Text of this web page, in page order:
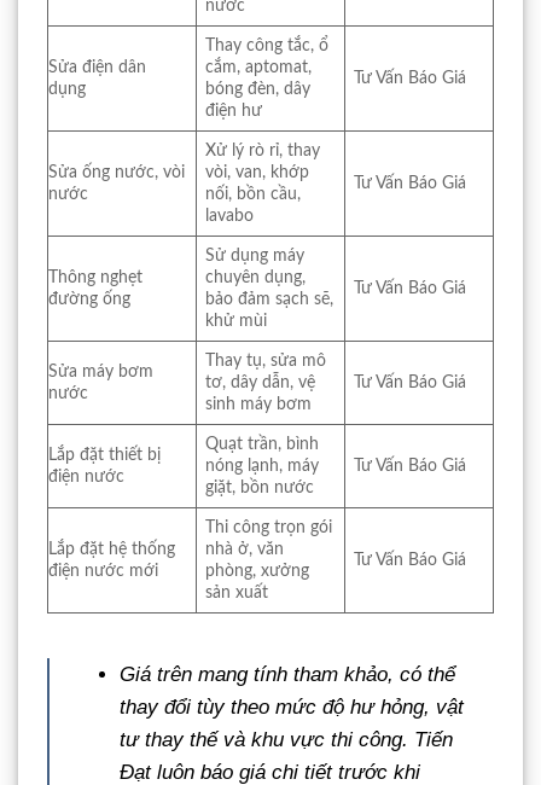
nước
Sửa điện dân
dụng
Thay công tắc, ổ
cắm, aptomat,
bóng đèn, dây
điện hư
Tư Vấn Báo Giá
Sửa ống nước, vòi
nước
Xử lý rò rỉ, thay
vòi, van, khớp
nối, bồn cầu,
lavabo
Tư Vấn Báo Giá
Thông nghẹt
đường ống
Sử dụng máy
chuyên dụng,
bảo đảm sạch sẽ,
khử mùi
Tư Vấn Báo Giá
Sửa máy bơm
nước
Thay tụ, sửa mô
tơ, dây dẫn, vệ
sinh máy bơm
Tư Vấn Báo Giá
Lắp đặt thiết bị
điện nước
Quạt trần, bình
nóng lạnh, máy
giặt, bồn nước
Tư Vấn Báo Giá
Lắp đặt hệ thống
điện nước mới
Thi công trọn gói
nhà ở, văn
phòng, xưởng
sản xuất
Tư Vấn Báo Giá
Giá trên mang tính tham khảo, có thể
thay đổi tùy theo mức độ hư hỏng, vật
tư thay thế và khu vực thi công. Tiến
Đạt luôn báo giá chi tiết trước khi